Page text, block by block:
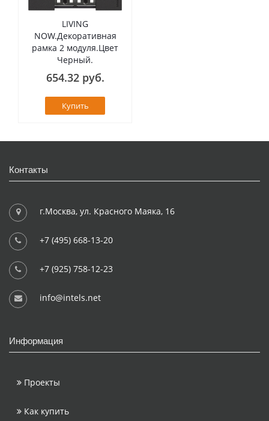
LIVING
NOW.Декоративная
рамка 2 модуля.Цвет
Черный.
654.32 руб.
Купить
Контакты
г.Москва, ул. Красного Маяка, 16
+7 (495) 668-13-20
+7 (925) 758-12-23
info@intels.net
Информация
Проекты
Как купить